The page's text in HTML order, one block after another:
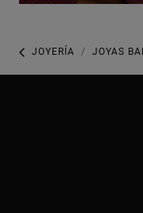
JOYERÍA JOYAS